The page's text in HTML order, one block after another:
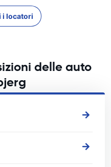
i locatori
delle auto
autonoleggio in Esbjerg